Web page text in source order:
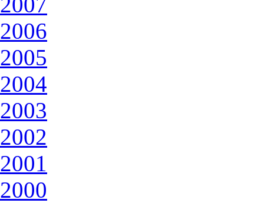
2006
2005
2004
2003
2002
2001
2000